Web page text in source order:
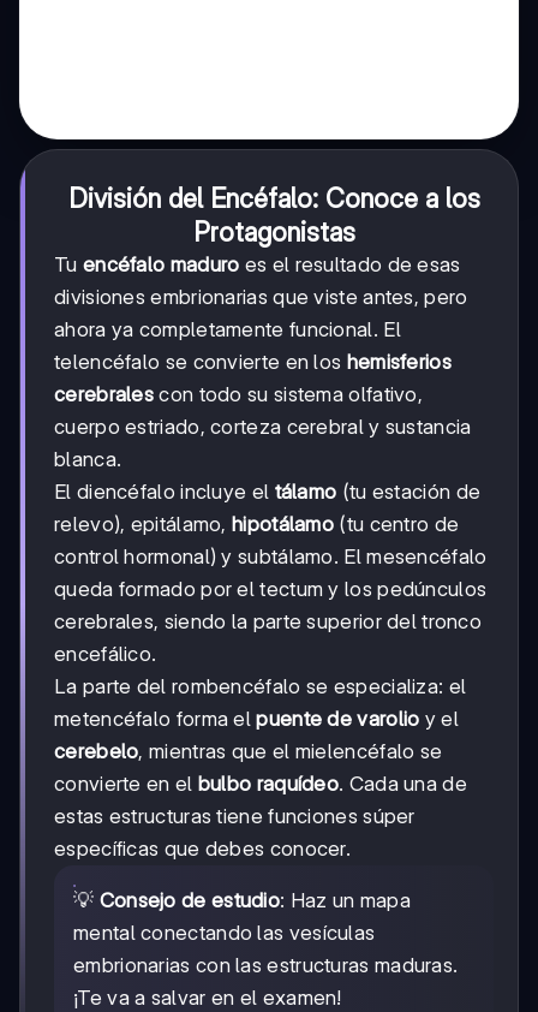
División del Encéfalo: Conoce a los
Protagonistas
Tu encéfalo maduro es el resultado de esas
divisiones embrionarias que viste antes, pero
ahora ya completamente funcional. El
telencéfalo se convierte en los hemisferios
cerebrales con todo su sistema olfativo,
cuerpo estriado, corteza cerebral y sustancia
blanca.
El diencéfalo incluye el tálamo (tu estación de
relevo), epitálamo, hipotálamo (tu centro de
control hormonal) y subtálamo. El mesencéfalo
queda formado por el tectum y los pedúnculos
cerebrales, siendo la parte superior del tronco
encefálico.
La parte del rombencéfalo se especializa: el
metencéfalo forma elpuente de varolio y el
cerebelo, mientras que el mielencéfalo se
convierte en el bulbo raquídeo. Cada una de
estas estructuras tiene funciones súper
específicas que debes conocer.
💡 Consejo de estudio: Haz un mapa
mental conectando las vesículas
embrionarias con las estructuras maduras.
¡Te va a salvar en el examen!